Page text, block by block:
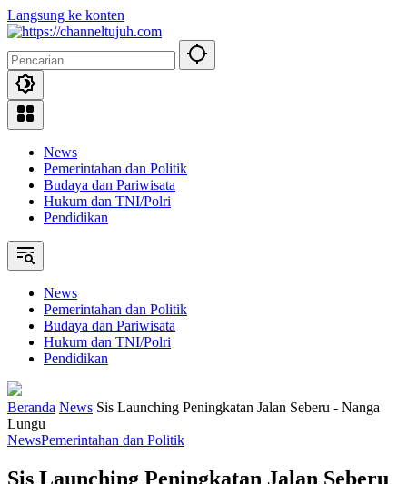
Langsung ke konten
News
Pemerintahan dan Politik
Budaya dan Pariwisata
Hukum dan TNI/Polri
Pendidikan
News
Pemerintahan dan Politik
Budaya dan Pariwisata
Hukum dan TNI/Polri
Pendidikan
Beranda News Sis Launching Peningkatan Jalan Seberu - Nanga
Lungu
NewsPemerintahan dan Politik
Sis Launching Peningkatan Jalan Seberu